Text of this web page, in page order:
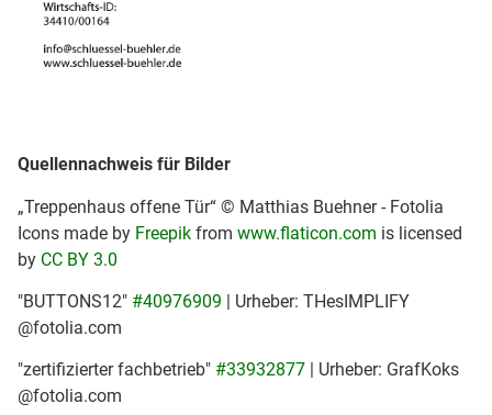
Quellennachweis für Bilder
„Treppenhaus offene Tür“ © Matthias Buehner - Fotolia
Icons made by Freepik from www.flaticon.com is licensed
by CC BY 3.0
"BUTTONS12" #40976909 | Urheber: THesIMPLIFY
@fotolia.com
"zertifizierter fachbetrieb" #33932877 | Urheber: GrafKoks
@fotolia.com